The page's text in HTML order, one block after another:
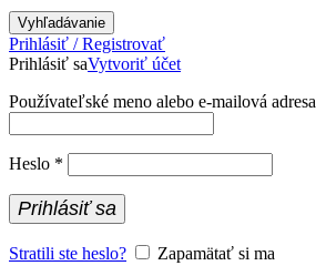
Vyhľadávanie
Prihlásiť / Registrovať
Prihlásiť saVytvoriť účet
Používateľské meno alebo e-mailová adresa
Heslo *
Prihlásiť sa
Stratili ste heslo?
Zapamätať si ma